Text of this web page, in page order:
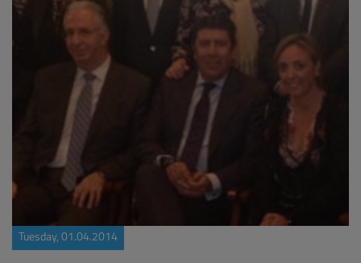
Tuesday, 01.04.2014